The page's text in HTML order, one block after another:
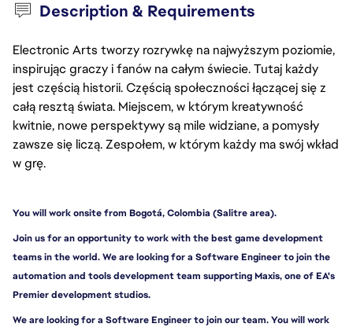
Description & Requirements
Electronic Arts tworzy rozrywkę na najwyższym poziomie,
inspirując graczy i fanów na całym świecie. Tutaj każdy
jest częścią historii. Częścią społeczności łączącej się z
całą resztą świata. Miejscem, w którym kreatywność
kwitnie, nowe perspektywy są mile widziane, a pomysły
zawsze się liczą. Zespołem, w którym każdy ma swój wkład
w grę.
You will work onsite from Bogotá, Colombia (Salitre area).
Join us for an opportunity to work with the best game development
teams in the world. We are looking for a Software Engineer to join the
automation and tools development team supporting Maxis, one of EA's
Premier development studios.
We are looking for a Software Engineer to join our team. You will work